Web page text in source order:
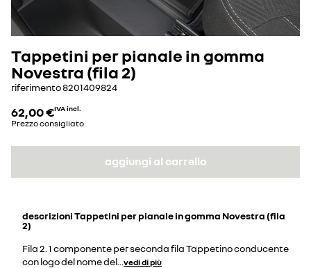
Tappetini per pianale in gomma
Novestra (fila 2)
riferimento8201409824
62,00 €IVA incl.
Prezzo consigliato
aggiungi al carrello
descrizioniTappetini per pianale in gomma Novestra (fila
2)
Fila 2. 1 componente per seconda fila Tappetino conducente
con logo del nome del vedi di più